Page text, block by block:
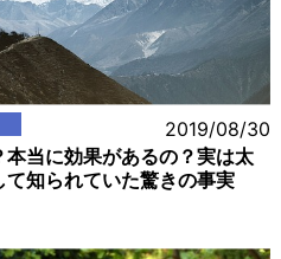
2019/08/30
当に効果があるの？実は太
知られていた驚きの事実